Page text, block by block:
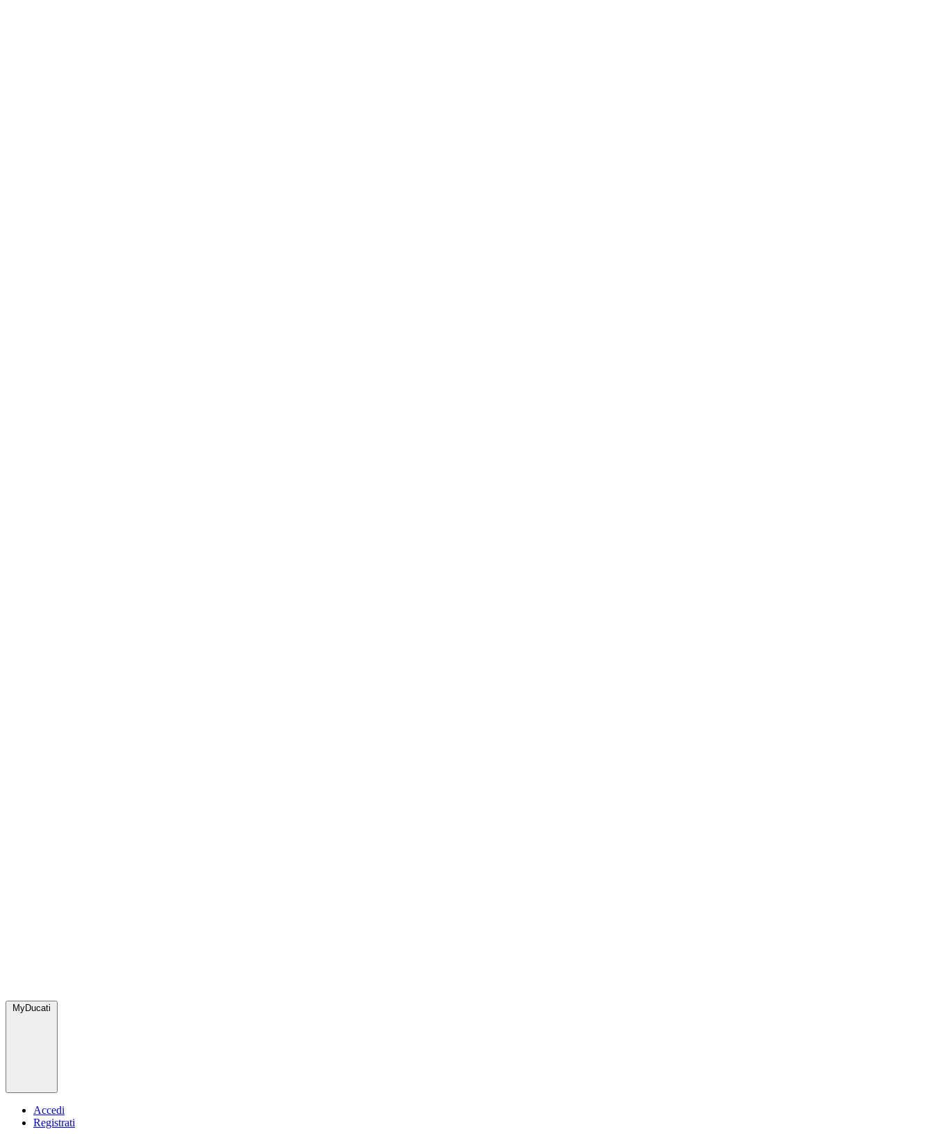
MyDucati
Accedi
Registrati